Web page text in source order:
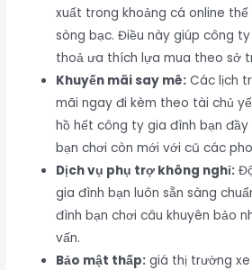
xuất trong khoảng cá online
sòng bạc. Điều này giúp công
thoả ưa thích lựa mua theo sở
Khuyến mãi say mê: Các lịch
mãi ngay đi kèm theo tài chủ
hồ hết công ty gia đình bạn
bạn chơi còn mới với cũ các
Dịch vụ phụ trợ không nghỉ:
gia đình bạn luôn sẵn sàng
đình bạn chơi câu khuyên bảo
vấn.
Bảo mật thấp: giá thị trường